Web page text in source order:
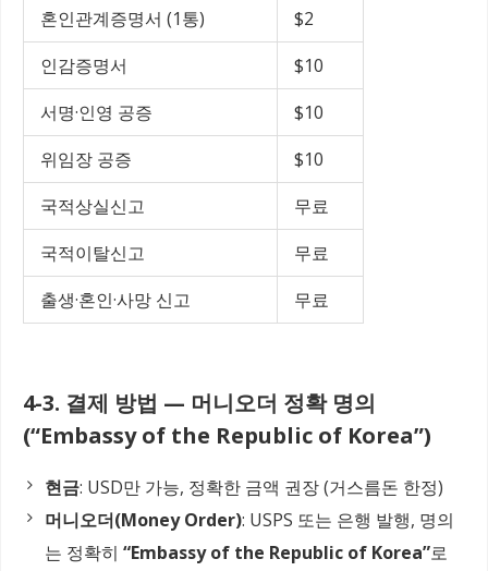
혼인관계증명서 (1통)
$2
인감증명서
$10
서명·인영 공증
$10
위임장 공증
$10
국적상실신고
무료
국적이탈신고
무료
출생·혼인·사망 신고
무료
4-3. 결제 방법 — 머니오더 정확 명의
(“Embassy of the Republic of Korea”)
현금: USD만 가능, 정확한 금액 권장 (거스름돈 한정)
머니오더(Money Order): USPS 또는 은행 발행, 명의
는 정확히 “Embassy of the Republic of Korea”로